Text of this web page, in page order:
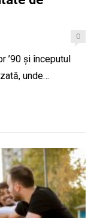
0
’90 și începutul
unde…